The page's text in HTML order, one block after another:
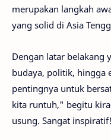
merupakan langkah
yang solid di Asia
Dengan latar belakang
budaya, politik, hingga
pentingnya untuk
kita runtuh," begitu
usung. Sangat inspiratif!